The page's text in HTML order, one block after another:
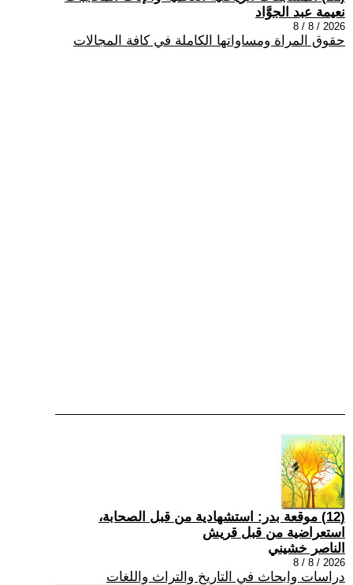
نعيمة عبد الجوَّاد
2026 / 8 / 8
حقوق المراة ومساواتها الكاملة في كافة المجالات
(12) موقعة بدر: استشهادية من قبل الصحابة،
استعراضية من قبل قريش
الناصر خشيني
2026 / 8 / 8
دراسات وابحاث في التاريخ والتراث واللغات